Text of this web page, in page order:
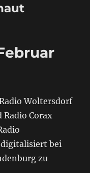
Woltersdorf
Radio Corax
bei
zu